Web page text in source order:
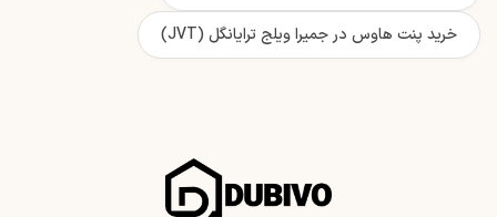
خرید پنت‌ هاوس در جمیرا ویلج ترایانگل (JVT)